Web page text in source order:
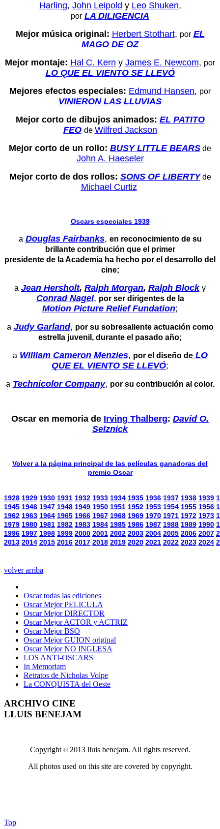
Harling, John Leipold y Leo Shuken,
por LA DILIGENCIA
Mejor música original: Herbert Stothart, por EL
MAGO DE OZ
Mejor montaje: Hal C. Kern y James E. Newcom, por
LO QUE EL VIENTO SE LLEVÓ
Mejores efectos especiales: Edmund Hansen, por
VINIERON LAS LLUVIAS
Mejor corto de dibujos animados: EL PATITO
FEO de Wilfred Jackson
Mejor corto de un rollo: BUSY LITTLE BEARS de
John A. Haeseler
Mejor corto de dos rollos: SONS OF LIBERTYde
Michael Curtiz
Oscars especiales 1939
a Douglas Fairbanks, en reconocimiento de su
brillante contribución que el primer
presidente de la Academia ha hecho por el desarrollo del
cine;
a Jean Hersholt, Ralph Morgan, Ralph Block y
Conrad Nagel, por ser dirigentes de la
Motion Picture Relief Fundation;
a Judy Garland, por su sobresaliente actuación como
estrella juvenil, durante el pasado año;
a William Cameron Menzies, por el diseño de LO
QUE EL VIENTO SE LLEVÓ;
a Technicolor Company, por su contribución al color.
Oscar en memoria de Irving Thalberg: David O.
Selznick
Volver a la página principal de las películas ganadoras del
premio Oscar
1928 1929 1930 1931 1932 1933 1934 1935 1936 1937 1938 1939
1945 1946 1947 1948 1949 1950 1951 1952 1953 1954 1955 1956
1962 1963 1964 1965 1966 1967 1968 1969 1970 1971 1972 1973
1979 1980 1981 1982 1983 1984 1985 1986 1987 1988 1989 1990
1996 1997 1998 1999 2000 2001 2002 2003 2004 2005 2006 2007
2013 2014 2015 2016 2017 2018 2019 2020 2021 2022 2023 2024
volver arriba
Oscar todas las ediciones
Oscar Mejor PELICULA
Oscar Mejor DIRECTOR
Oscar Mejor ACTOR y ACTRIZ
Oscar Mejor BSO
Oscar Mejor GUION original
Oscar Mejor NO INGLESA
LOS ANTI-OSCARS
In Memoriam
Retratos de Nicholas Volpe
La CONQUISTA del Oeste
ARCHIVO CINE
LLUIS BENEJAM
Copyright © 2013 lluis benejam. All rights reserved.
All photos used on this site are covered by copyright.
Top